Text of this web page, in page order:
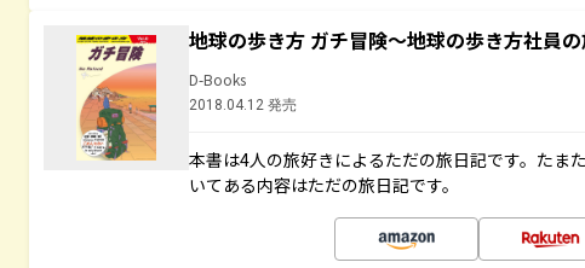
地球の歩き方 ガチ冒険～地球の歩き方社員
D-Books
2018.04.12 発売
本書は4人の旅好きによるただの旅日記です。たま
いてある内容はただの旅日記です。